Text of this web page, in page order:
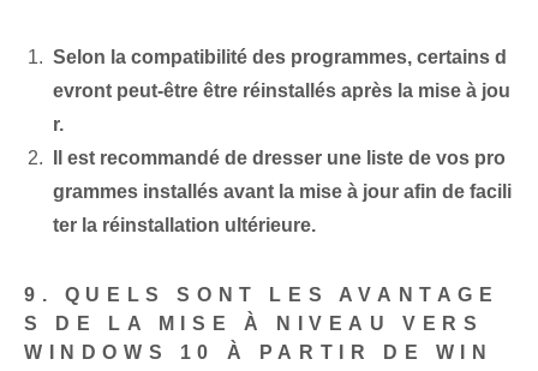
Selon la compatibilité des programmes, certains d
evront peut-être être réinstallés après la mise à jou
r.
Il est recommandé de dresser une liste de vos pro
grammes installés avant la mise à jour afin de facili
ter la réinstallation ultérieure.
9. QUELS SONT LES AVANTAGE
S DE LA MISE À NIVEAU VERS
WINDOWS 10 À PARTIR DE WIN